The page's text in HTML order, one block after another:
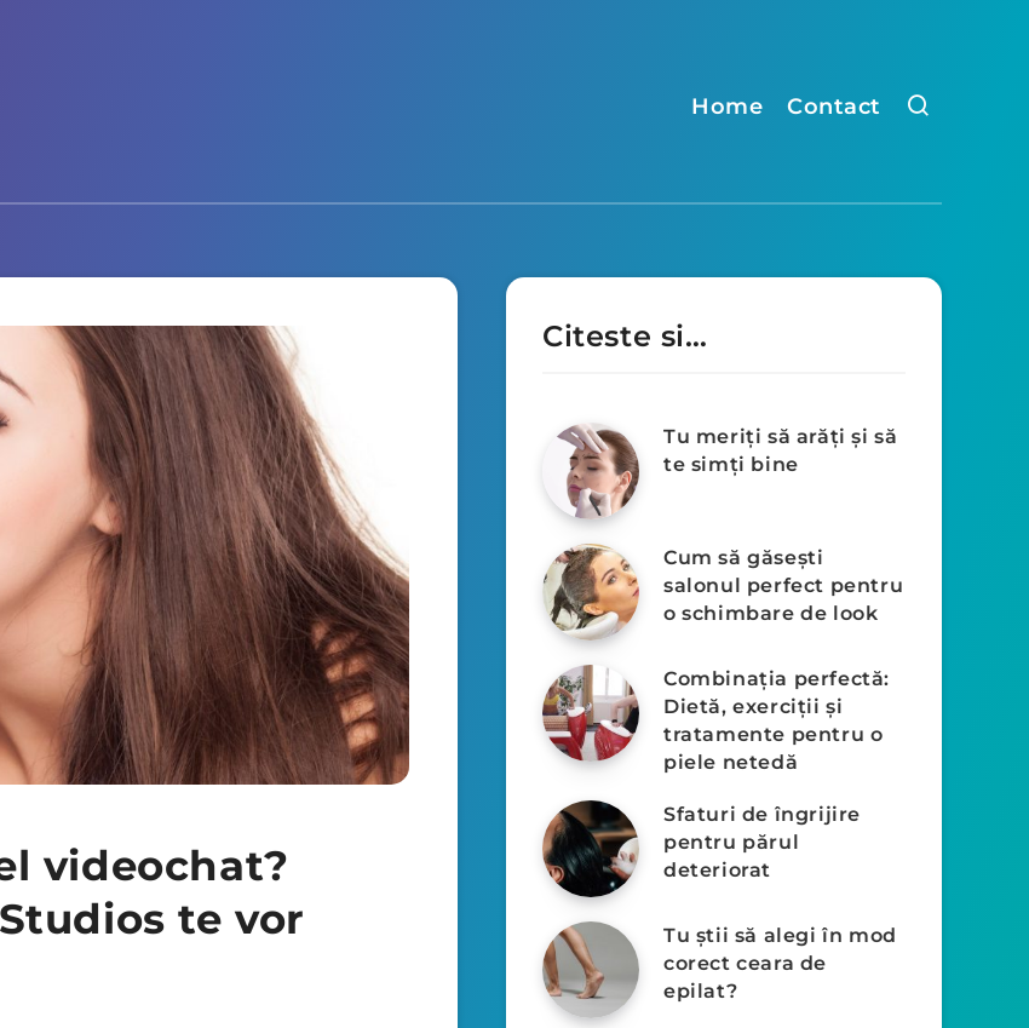
Home Contact
videochat?
te vor
Citeste si…
Tu meriți să arăți și să
te simți bine
Cum să găsești
salonul perfect pentru
o schimbare de look
Combinația perfectă:
Dietă, exerciții și
tratamente pentru o
piele netedă
Sfaturi de îngrijire
pentru părul
deteriorat
Tu știi să alegi în mod
corect ceara de
epilat?